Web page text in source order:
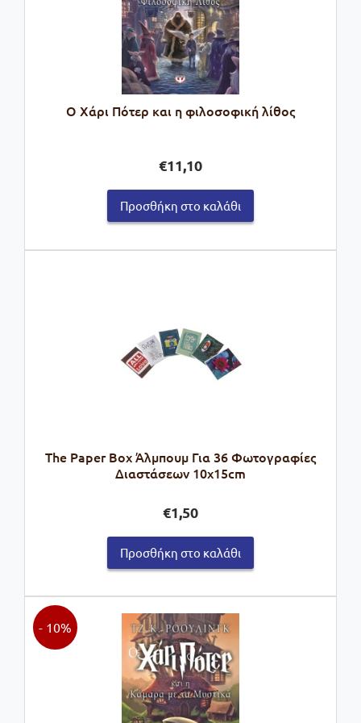
Ο Χάρι Πότερ και η φιλοσοφική λίθος
€11,10
Προσθήκη στο καλάθι
The Paper Box Άλμπουμ Για 36 Φωτογραφίες
Διαστάσεων 10x15cm
€1,50
Προσθήκη στο καλάθι
- 10%